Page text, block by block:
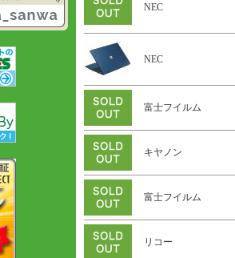
NEC
NEC
富士フイルム
キヤノン
富士フイルム
リコー